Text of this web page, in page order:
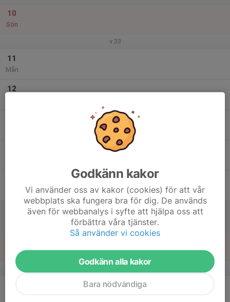
10
Sön
v.33
11
Mån
12
Godkänn kakor
Vi använder oss av kakor (cookies) för att vår
webbplats ska fungera bra för dig. De används
även för webbanalys i syfte att hjälpa oss att
förbättra våra tjänster.
Så använder vi cookies
Godkänn alla kakor
Bara nödvändiga